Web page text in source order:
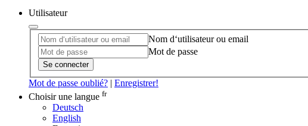
Utilisateur
Nom d‘utilisateur ou email
Mot de passe
Se connecter
Mot de passe oublié? | Enregistrer!
Choisir une langue fr
Deutsch
English